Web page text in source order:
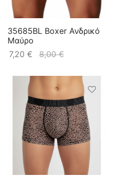
35685BL Boxer Ανδρικό
Μαύρο
7,20 € 8,00€